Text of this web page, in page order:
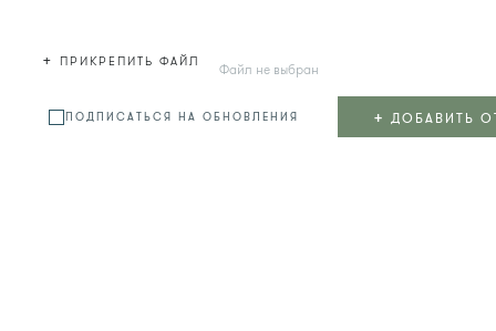
+ ПРИКРЕПИТЬ ФАЙЛ Файл не выбран
ПОДПИСАТЬСЯ НА ОБНОВЛЕНИЯ + ДОБАВИТЬ